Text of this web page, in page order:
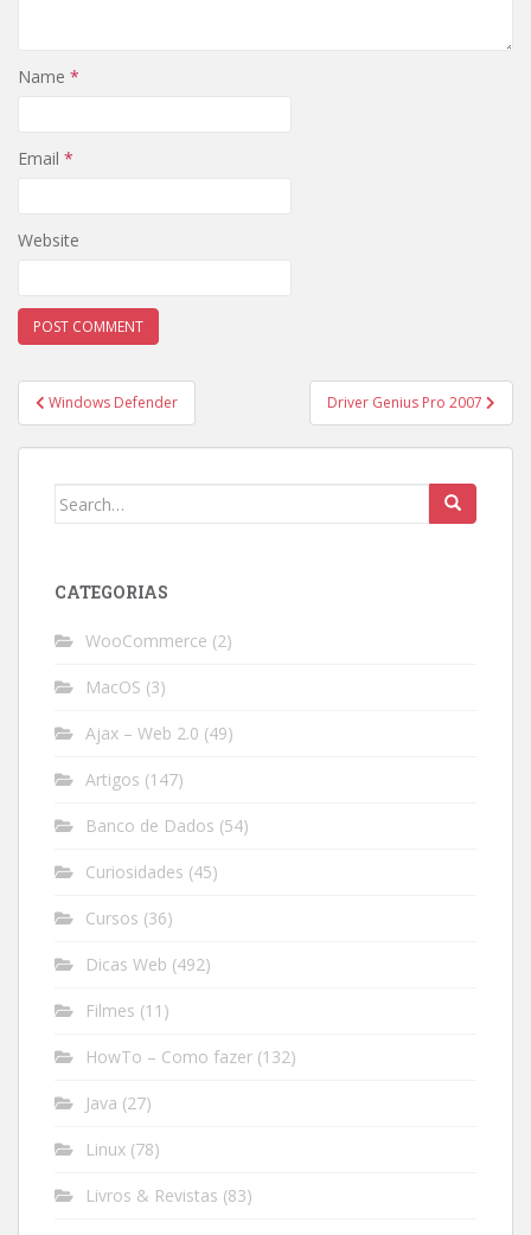
Name *
Email *
Website
Post
navigation
Windows Defender Driver Genius Pro 2007
Search
CATEGORIAS
WooCommerce (2)
MacOS (3)
Ajax – Web 2.0 (49)
Artigos (147)
Banco de Dados (54)
Curiosidades (45)
Cursos (36)
Dicas Web (492)
Filmes (11)
HowTo – Como fazer (132)
Java (27)
Linux (78)
Livros & Revistas (83)